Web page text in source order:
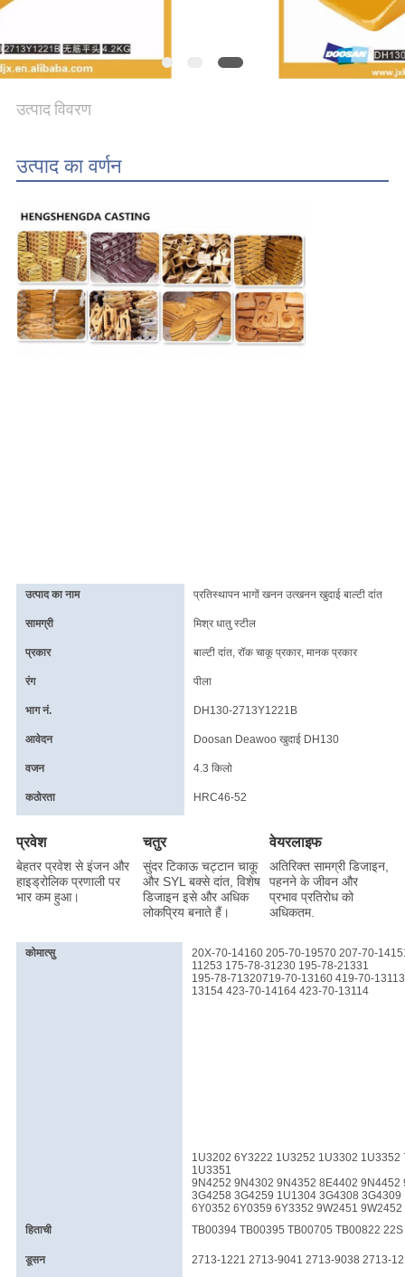
साइटमैप
PRIVACY
उत्पाद विवरण
उत्पाद का वर्णन
उत्पाद का नाम प्रतिस्थापन भागों खनन उत्खनन खुदाई बाल्टी दांत
सामग्री मिश्र धातु स्टील
प्रकार बाल्टी दांत, रॉक चाकू प्रकार, मानक प्रकार
रंग पीला
भाग नं. DH130-2713Y1221B
आवेदन Doosan Deawoo खुदाई DH130
वजन 4.3 किलो
कठोरता HRC46-52
प्रवेश
बेहतर प्रवेश से इंजन और
हाइड्रोलिक प्रणाली पर
भार कम हुआ।
चतुर
सुंदर टिकाऊ चट्टान चाकू
और SYL बक्से दांत, विशेष
डिजाइन इसे और अधिक
लोकप्रिय बनाते हैं।
वेयरलाइफ
अतिरिक्त सामग्री डिजाइन,
पहनने के जीवन और
प्रभाव प्रतिरोध को
अधिकतम.
कोमात्सु
20X-70-14160 205-70-19570 207-70-
11253 175-78-31230 195-78-21331
195-78-71320719-70-13160 419-70-
13154 423-70-14164 423-70-13114
1U3202 6Y3222 1U3252 1U3302
1U3351
9N4252 9N4302 9N4352 8E4402 9N4452
3G4258 3G4259 1U1304 3G4308
6Y0352 6Y0359 6Y3352 9W2451
हिताची
TB00394 TB00395 TB00705 TB00822
डूसन 2713-1221 2713-9041 2713-9038 2713-